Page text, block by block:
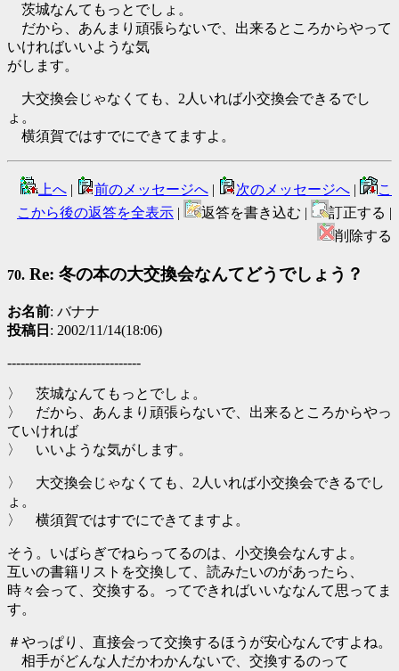
茨城なんてもっとでしょ。
だから、あんまり頑張らないで、出来るところからやって
いければいいような気
がします。
大交換会じゃなくても、2人いれば小交換会できるでし
ょ。
横須賀ではすでにできてますよ。
上へ | 前のメッセージへ | 次のメッセージへ |
こ
こから後の返答を全表示 | 返答を書き込む |
訂正する |
削除する
70. Re: 冬の本の大交換会なんてどうでしょう？
お名前: バナナ
投稿日 : 2002/11/14(18:06)
------------------------------
〉 茨城なんてもっとでしょ。
〉 だから、あんまり頑張らないで、出来るところからやっ
ていければ
〉 いいような気がします。
〉 大交換会じゃなくても、2人いれば小交換会できるでし
ょ。
〉 横須賀ではすでにできてますよ。
そう。いばらぎでねらってるのは、小交換会なんすよ。
互いの書籍リストを交換して、読みたいのがあったら、
時々会って、交換する。ってできればいいななんて思ってま
す。
＃やっぱり、直接会って交換するほうが安心なんですよね。
相手がどんな人だかわかんないで、交換するのって